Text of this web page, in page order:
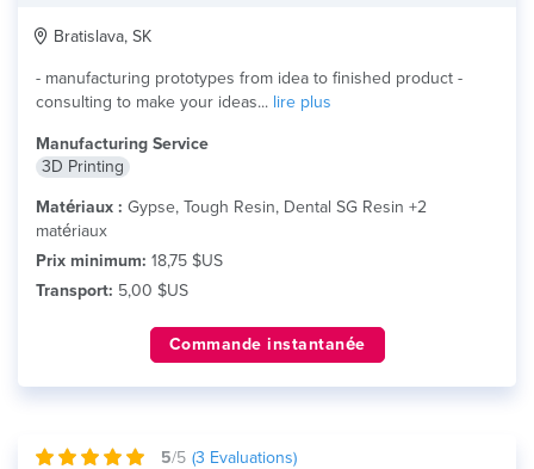
Bratislava, SK
- manufacturing prototypes from idea to finished product -
consulting to make your ideas... lire plus
Manufacturing Service
3D Printing
Matériaux : Gypse, Tough Resin, Dental SG Resin +2
matériaux
Prix minimum: 18,75 $US
Transport: 5,00 $US
Commande instantanée
5/5 (3 Evaluations)